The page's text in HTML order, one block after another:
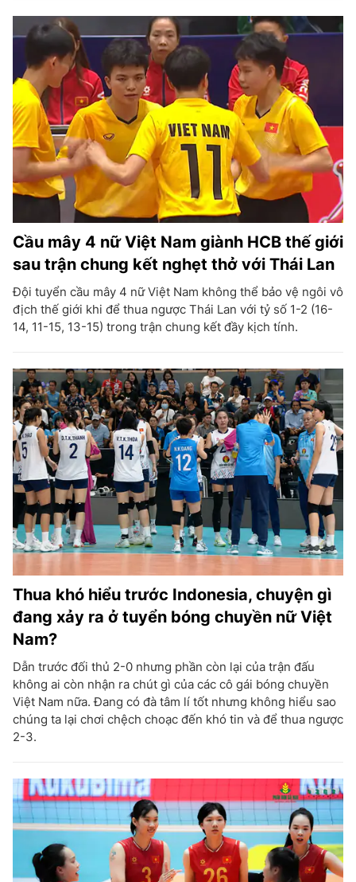
Cầu mây 4 nữ Việt Nam giành HCB thế giới
sau trận chung kết nghẹt thở với Thái Lan
Đội tuyển cầu mây 4 nữ Việt Nam không thể bảo vệ ngôi vô
địch thế giới khi để thua ngược Thái Lan với tỷ số 1-2 (16-
14, 11-15, 13-15) trong trận chung kết đầy kịch tính.
Thua khó hiểu trước Indonesia, chuyện gì
đang xảy ra ở tuyển bóng chuyền nữ Việt
Nam?
Dẫn trước đối thủ 2-0 nhưng phần còn lại của trận đấu
không ai còn nhận ra chút gì của các cô gái bóng chuyền
Việt Nam nữa. Đang có đà tâm lí tốt nhưng không hiểu sao
chúng ta lại chơi chệch choạc đến khó tin và để thua ngược
2-3.